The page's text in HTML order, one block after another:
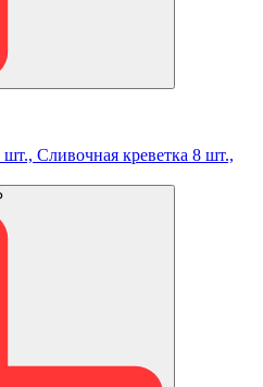
Сливочная креветка 8 шт.,